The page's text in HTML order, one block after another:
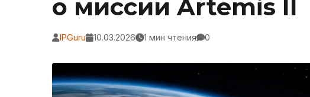
о миссии Artemis II
IPGuru 10.03.2026 1 мин чтения 0